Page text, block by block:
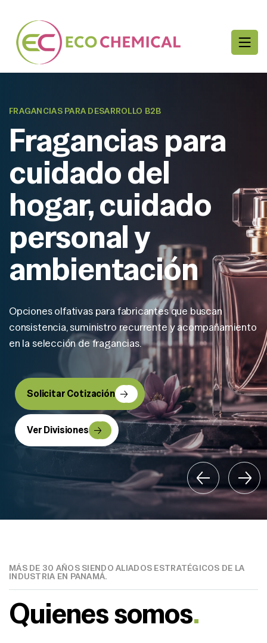
FRAGANCIAS PARA DESARROLLO B2B
Fragancias para
cuidado del
hogar, cuidado
personal y
ambientación
Opciones olfativas para fabricantes que buscan
consistencia, suministro recurrente y acompañamiento
en la selección de fragancias.
Solicitar Cotización
Ver Divisiones
MÁS DE 30 AÑOS SIENDO ALIADOS ESTRATÉGICOS DE LA
INDUSTRIA EN PANAMÁ.
Quienes somos.